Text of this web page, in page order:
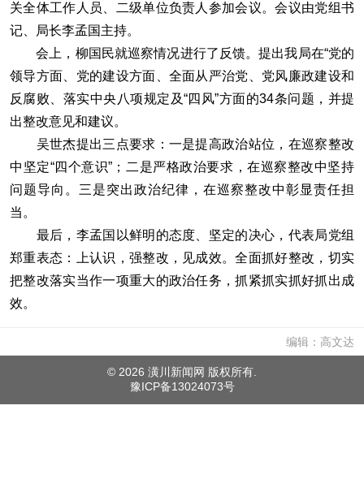
关全体工作人员、二级单位负责人参加会议。会议由党组书
记、局长李孟国主持。
会上，柳国民就巡察情况进行了反馈。提出我局在“党的
领导方面、党的建设方面、全面从严治党、党风廉政建设和
反腐败、落实中央八项规定及“四风”方面的34条问题，并提
出整改意见和建议。
吴世杰提出三点要求：一是提高政治站位，在巡察整改
中坚定“四个意识”；二是严格政治要求，在巡察整改中坚持
问题导向。三是突出政治纪律，在巡察整改中彰显责任担
当。
最后，李孟国以鲜明的态度、坚定的决心，代表局党组
郑重表态：上认识，强整改，见成效。全面抓好整改，切实
把整改落实当作一项重大的政治任务，抓紧抓实抓好抓出成
效。
编辑：高文达
© 2026 潢川新闻网 版权所有.
豫ICP备13024073号